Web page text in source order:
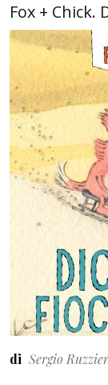
Fox + Chick.
di Sergio Ruzzier